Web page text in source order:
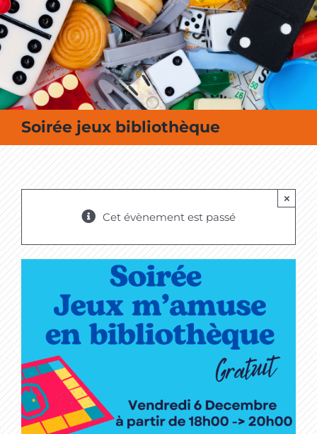
MES SORTIES / MES LOISIRS
Soirée jeux bibliothèque
Cet évènement est passé
×